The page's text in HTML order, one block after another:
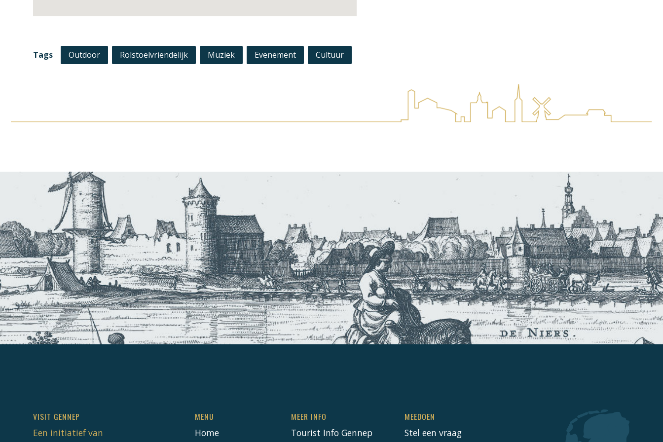
Tags Outdoor Rolstoelvriendelijk Muziek Evenement Cultuur
VISIT GENNEP
Een initiatief van
MENU
Home
MEER INFO
Tourist Info Gennep
MEEDOEN
Stel een vraag